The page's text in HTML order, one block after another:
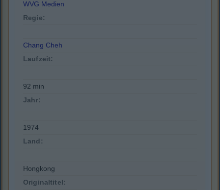
WVG Medien
Regie:
Chang Cheh
Laufzeit:
92 min
Jahr:
1974
Land:
Hongkong
Originaltitel: